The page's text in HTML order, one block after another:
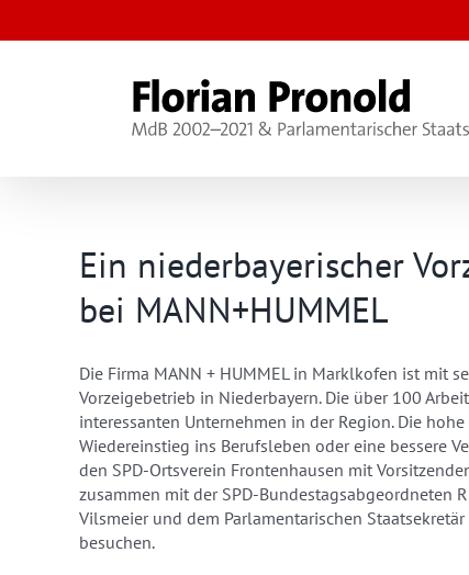
Inhalt
Ein niederbayerischer
bei MANN+HUMMEL
Die Firma MANN + HUMMEL in Marklkofen ist mit
Vorzeigebetrieb in Niederbayern. Die über 100
interessanten Unternehmen in der Region. Die
Wiedereinstieg ins Berufsleben oder eine bessere
den SPD-Ortsverein Frontenhausen mit
zusammen mit der SPD-Bundestagsabgeordneten
Vilsmeier und dem Parlamentarischen
besuchen.